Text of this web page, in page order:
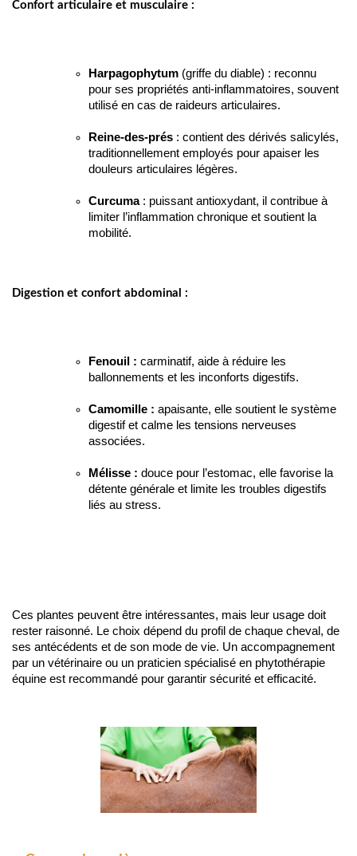
Confort articulaire et musculaire :
Harpagophytum (griffe du diable) : reconnu
pour ses propriétés anti-inflammatoires, souvent
utilisé en cas de raideurs articulaires.
Reine-des-prés : contient des dérivés salicylés,
traditionnellement employés pour apaiser les
douleurs articulaires légères.
Curcuma : puissant antioxydant, il contribue à
limiter l’inflammation chronique et soutient la
mobilité.
Digestion et confort abdominal :
Fenouil : carminatif, aide à réduire les
ballonnements et les inconforts digestifs.
Camomille : apaisante, elle soutient le système
digestif et calme les tensions nerveuses
associées.
Mélisse : douce pour l’estomac, elle favorise la
détente générale et limite les troubles digestifs
liés au stress.
Ces plantes peuvent être intéressantes, mais leur usage doit
rester raisonné. Le choix dépend du profil de chaque cheval, de
ses antécédents et de son mode de vie. Un accompagnement
par un vétérinaire ou un praticien spécialisé en phytothérapie
équine est recommandé pour garantir sécurité et efficacité.